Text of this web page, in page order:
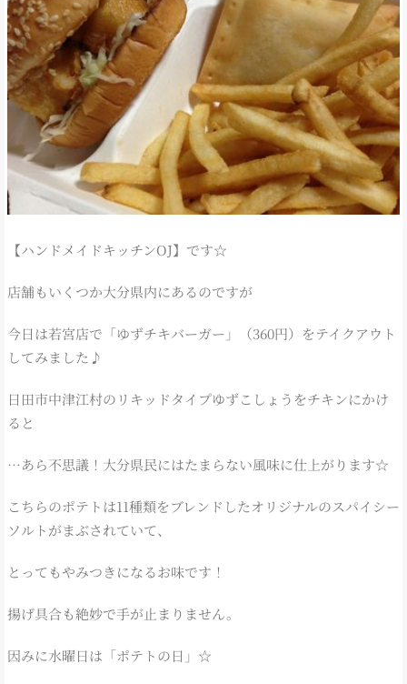
【ハンドメイドキッチンOJ】です☆
店舗もいくつか大分県内にあるのですが
今日は若宮店で「ゆずチキバーガー」（360円）をテイクアウト
してみました♪
日田市中津江村のリキッドタイプゆずこしょうをチキンにかけ
ると
…あら不思議！大分県民にはたまらない風味に仕上がります☆
こちらのポテトは11種類をブレンドしたオリジナルのスパイシー
ソルトがまぶされていて、
とってもやみつきになるお味です！
揚げ具合も絶妙で手が止まりません。
因みに水曜日は「ポテトの日」☆